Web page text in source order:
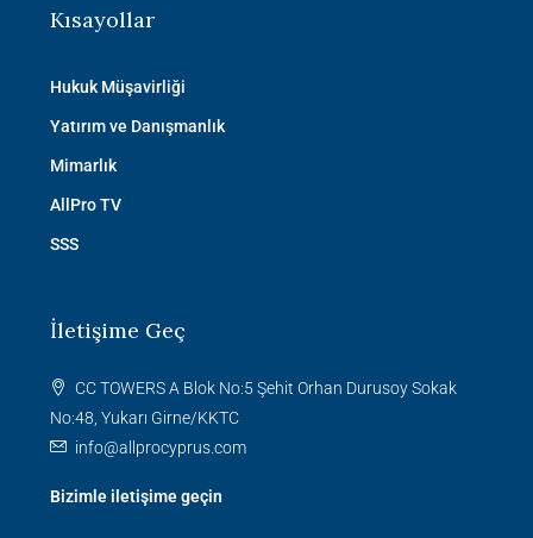
Kısayollar
Hukuk Müşavirliği
Yatırım ve Danışmanlık
Mimarlık
AllPro TV
SSS
İletişime Geç
CC TOWERS A Blok No:5 Şehit Orhan Durusoy Sokak
No:48, Yukarı Girne/KKTC
info@allprocyprus.com
Bizimle iletişime geçin